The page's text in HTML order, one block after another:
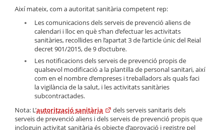
Així mateix, com a autoritat sanitària competent rep:
Les comunicacions dels serveis de prevenció aliens de
calendari i lloc en què s’han d’efectuar les activitats
sanitàries, recollides en l’apartat 3 de l’article únic del Reial
decret 901/2015, de 9 d’octubre.
Les notificacions dels serveis de prevenció propis de
qualsevol modificació a la plantilla de personal sanitari, així
com en el nombre d’empreses i treballadors als quals faci
la vigilància de la salut, i les activitats sanitàries
subcontractades.
Nota: L’autorització sanitària
dels serveis sanitaris dels
serveis de prevenció aliens i dels serveis de prevenció propis que
incloguin activitat sanitària és objecte d’aprovació i registre pel